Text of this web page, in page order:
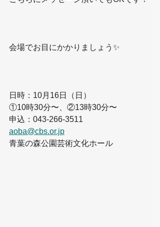
会場でお目にかかりましょう✨
日時：10月16日（日）
①10時30分〜、②13時30分〜
申込：043-266-3511
aoba@cbs.or.jp
青葉の森公園芸術文化ホール